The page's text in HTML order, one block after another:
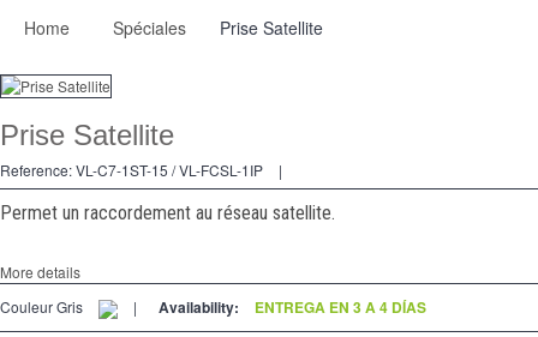
Interruptores
regulador
2 Ways
accesorios
Pièces
Home Spéciales Prise Satellite
Prise Satellite
Reference:VL-C7-1ST-15 / VL-FCSL-1IP |
Permet un raccordement au réseau satellite.
More details
Couleur Gris
| Availability: ENTREGA EN 3 A 4 DÍAS